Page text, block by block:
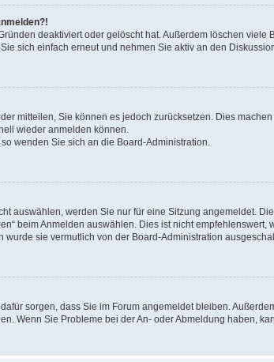
deaktiviert oder gelöscht hat. Außerdem löschen
sich einfach erneut und nehmen Sie aktiv an den
mitteilen, Sie können es jedoch zurücksetzen. Dies
wieder anmelden können.
wenden Sie sich an die Board-Administration.
auswählen, werden Sie nur für eine Sitzung angemeldet.
beim Anmelden auswählen. Dies ist nicht
sie vermutlich von der Board-Administration
sorgen, dass Sie im Forum angemeldet bleiben.
Wenn Sie Probleme bei der An- oder Abmeldung haben,